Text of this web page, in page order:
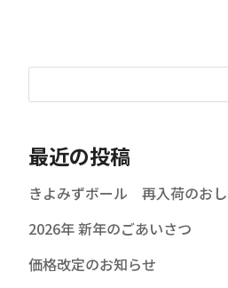
最近の投稿
きよみずボール 再入荷のお
2026年 新年のごあいさつ
価格改定のお知らせ